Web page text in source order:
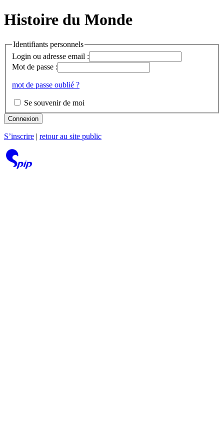
Histoire du Monde
Identifiants personnels
Login ou adresse email :
Mot de passe :
mot de passe oublié ?
Se souvenir de moi
Connexion
S’inscrire retour au site public